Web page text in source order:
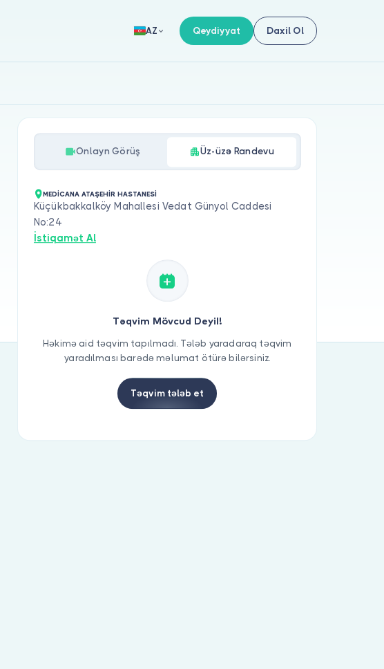
AZ Qeydiyyat Daxil Ol
Onlayn Görüş Üz-üzə Randevu
MEDİCANA ATAŞEHİR HASTANESİ
Küçükbakkalköy Mahallesi Vedat Günyol Caddesi
No:24
İstiqamət Al
Təqvim Mövcud Deyil!
Həkimə aid təqvim tapılmadı. Tələb yaradaraq təqvim
yaradılması barədə məlumat ötürə bilərsiniz.
Təqvim tələb et